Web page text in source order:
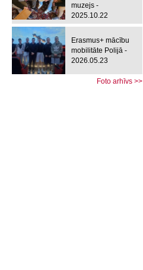
muzejs -
2025.10.22
Erasmus+ mācību
mobilitāte Polijā -
2026.05.23
Foto arhīvs >>